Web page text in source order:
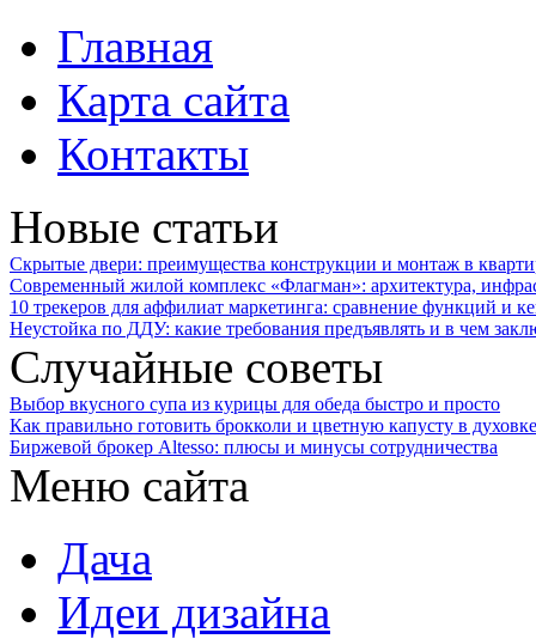
Главная
Карта сайта
Контакты
Новые статьи
Скрытые двери: преимущества конструкции и монтаж в
Современный жилой комплекс «Флагман»: архитектура,
10 трекеров для аффилиат маркетинга: сравнение функций и
Неустойка по ДДУ: какие требования предъявлять и в чем
Случайные советы
Выбор вкусного супа из курицы для обеда быстро и просто
Как правильно готовить брокколи и цветную капусту в духовке
Биржевой брокер Altesso: плюсы и минусы сотрудничества
Меню сайта
Дача
Идеи дизайна